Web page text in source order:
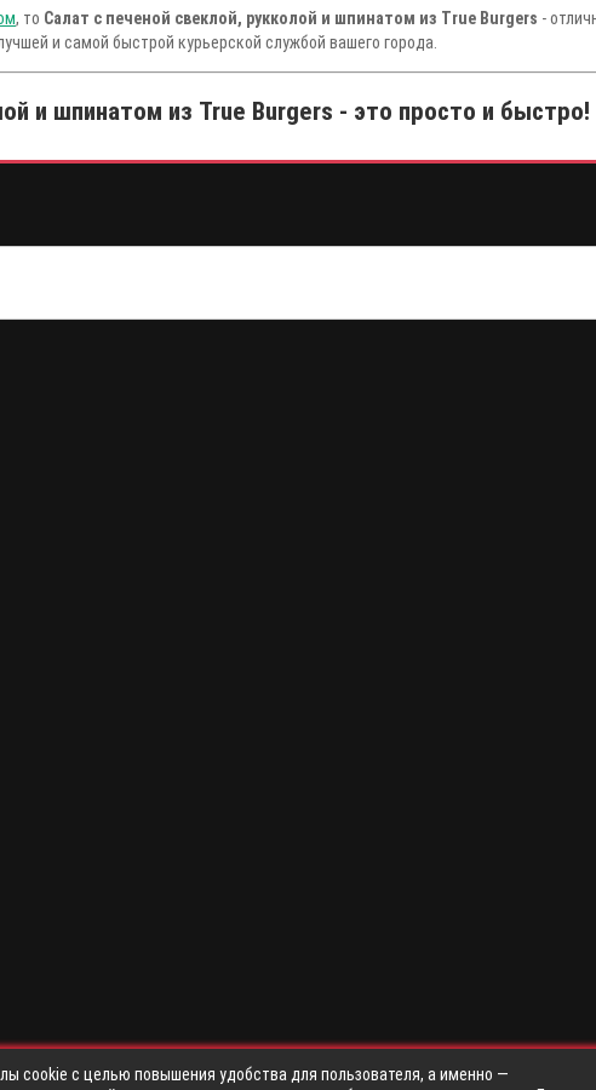
, то Салат с печеной свеклой, рукколой и шпинатом из True Burgers -
и самой быстрой курьерской службой вашего города.
и шпинатом из True Burgers - это просто и быстро!
cookie с целью повышения удобства для пользователя, а именно —